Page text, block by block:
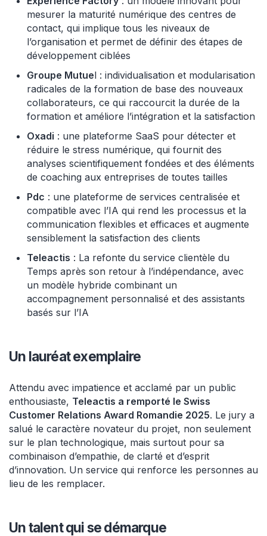
mesurer la maturité numérique des centres de
contact, qui implique tous les niveaux de
l’organisation et permet de définir des étapes de
développement ciblées
Groupe Mutuel : individualisation et modularisation
radicales de la formation de base des nouveaux
collaborateurs, ce qui raccourcit la durée de la
formation et améliore l’intégration et la satisfaction
Oxadi : une plateforme SaaS pour détecter et
réduire le stress numérique, qui fournit des
analyses scientifiquement fondées et des éléments
de coaching aux entreprises de toutes tailles
Pdc : une plateforme de services centralisée et
compatible avec l’IA qui rend les processus et la
communication flexibles et efficaces et augmente
sensiblement la satisfaction des clients
Teleactis : La refonte du service clientèle du
Temps après son retour à l’indépendance, avec
un modèle hybride combinant un
accompagnement personnalisé et des assistants
basés sur l’IA
Un lauréat exemplaire
Attendu avec impatience et acclamé par un public
enthousiaste, Teleactis a remporté le Swiss
Customer Relations Award Romandie 2025. Le jury a
salué le caractère novateur du projet, non seulement
sur le plan technologique, mais surtout pour sa
combinaison d’empathie, de clarté et d’esprit
d’innovation. Un service qui renforce les personnes au
lieu de les remplacer.
Un talent qui se démarque